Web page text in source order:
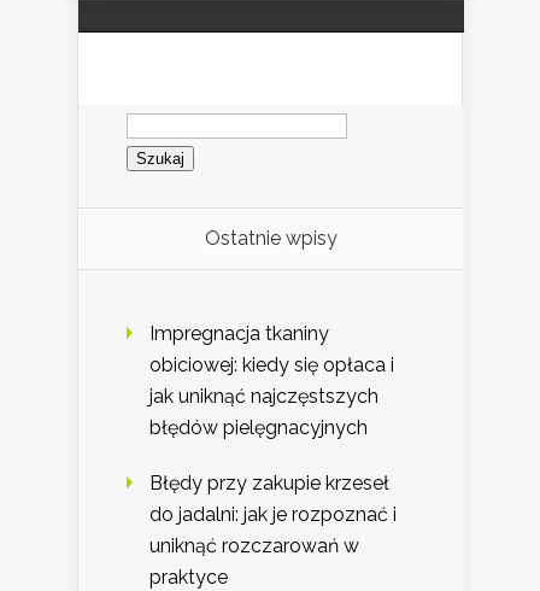
Szukaj:
Ostatnie wpisy
Impregnacja tkaniny
obiciowej: kiedy się opłaca i
jak uniknąć najczęstszych
błędów pielęgnacyjnych
Błędy przy zakupie krzeseł
do jadalni: jak je rozpoznać i
uniknąć rozczarowań w
praktyce